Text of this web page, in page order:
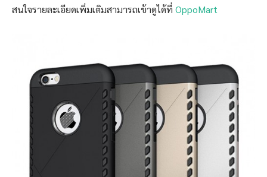
สนใจรายละเอียดเพิ่มเติมสามารถเข้าดูได้ที่ OppoMart